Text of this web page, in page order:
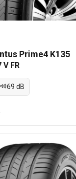
Prime4 K135
V FR
69 dB